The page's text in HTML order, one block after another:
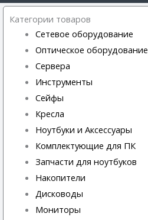
Категории товаров
Сетевое оборудование
Оптическое оборудование
Сервера
Инструменты
Сейфы
Кресла
Ноутбуки и Аксессуары
Комплектующие для ПК
Запчасти для ноутбуков
Накопители
Дисководы
Мониторы